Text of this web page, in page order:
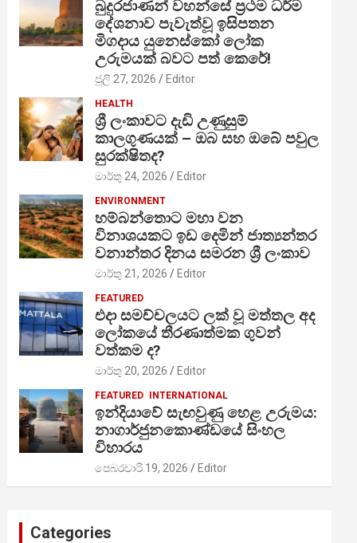
බුදුරජාණන් වහන්සේ ප්‍රථම ධර්ම
දේශනාව පැවැත්වූ ඉසිපතන
මිගදාය යුනෙස්කෝ ලෝක
උරුමයක් බවට පත් කෙරේ!
ජූලි 27, 2026 Editor
HEALTH
ශ්‍රී ලංකාවට දැඩි උණුසුම්
කාලගුණයක් – ඔබ සහ ඔබේ පවුල
සුරක්ෂිතද?
මාර්තු 24, 2026 Editor
ENVIRONMENT
හම්බන්තොට මහා වන
විනාශයකට ඉඩ දෙමින් ජාත්‍යන්තර
වනාන්තර දිනය සමරන ශ්‍රී ලංකාව
මාර්තු 21, 2026 Editor
FEATURED
එදා සමච්චලයට ලක් වූ මත්තල අද
ලෝකයේ තීරණාත්මක ගුවන්
වත්කම ද?
මාර්තු 20, 2026 Editor
FEATURED INTERNATIONAL
ඉන්දියාවේ සැඟවුණු හෙළ උරුමය:
නාගාර්ජුනකොණ්ඩයේ සිංහල
විහාරය
පෙබරවාරි 19, 2026 Editor
Categories